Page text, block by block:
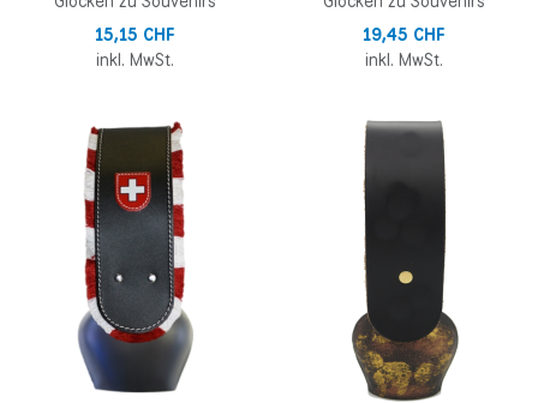
15,15 CHF
inkl. MwSt.
19,45 CHF
inkl. MwSt.
Zur Wunschliste hinzufügen
Zur Vergleichsliste hinzufügen
Schnellansicht